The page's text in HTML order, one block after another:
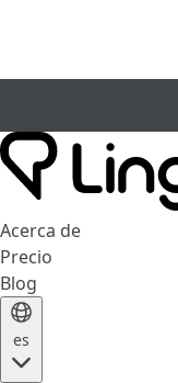
Acerca de
Precio
Blog
es